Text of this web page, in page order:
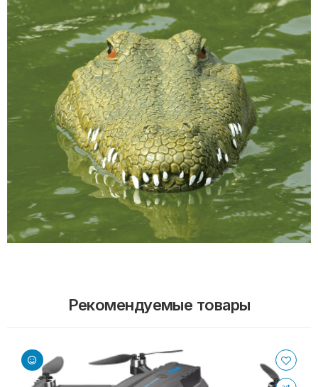
Рекомендуемые товары